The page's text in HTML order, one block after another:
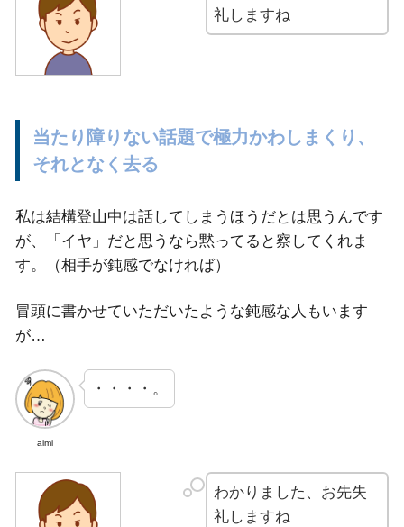
礼しますね
当たり障りない話題で極力かわしまくり、
それとなく去る
私は結構登山中は話してしまうほうだとは思うんです
が、「イヤ」だと思うなら黙ってると察してくれま
す。（相手が鈍感でなければ）
冒頭に書かせていただいたような鈍感な人もいます
が…
aimi
・・・・。
わかりました、お先失
礼しますね